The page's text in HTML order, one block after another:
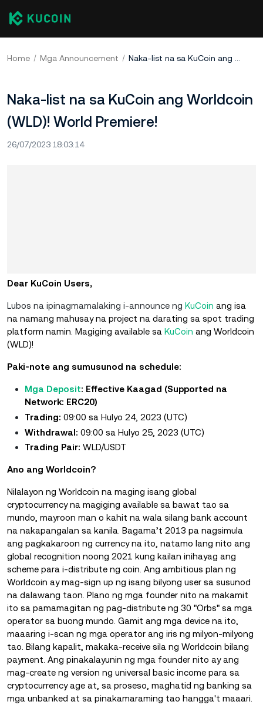
Home Mga Announcement Naka-list na sa KuCoin ang Worldcoin (WLD)! World Premiere!
Naka-list na sa KuCoin ang Worldcoin
(WLD)! World Premiere!
26/07/2023 18:03:14
Dear KuCoin Users,
Lubos na ipinagmamalaking i-announce ng KuCoin ang isa
na namang mahusay na project na darating sa spot trading
platform namin. Magiging available sa KuCoin ang Worldcoin
(WLD)!
Paki-note ang sumusunod na schedule:
Mga Deposit: Effective Kaagad (Supported na
Network: ERC20)
Trading: 09:00 sa Hulyo 24, 2023 (UTC)
Withdrawal: 09:00 sa Hulyo 25, 2023 (UTC)
Trading Pair: WLD/USDT
Ano ang Worldcoin?
Nilalayon ng Worldcoin na maging isang global
cryptocurrency na magiging available sa bawat tao sa
mundo, mayroon man o kahit na wala silang bank account
na nakapangalan sa kanila. Bagama’t 2013 pa nagsimula
ang pagkakaroon ng currency na ito, natamo lang nito ang
global recognition noong 2021 kung kailan inihayag ang
scheme para i-distribute ng coin. Ang ambitious plan ng
Worldcoin ay mag-sign up ng isang bilyong user sa susunod
na dalawang taon. Plano ng mga founder nito na makamit
ito sa pamamagitan ng pag-distribute ng 30 "Orbs" sa mga
operator sa buong mundo. Gamit ang mga device na ito,
maaaring i-scan ng mga operator ang iris ng milyon-milyong
tao. Bilang kapalit, makaka-receive sila ng Worldcoin bilang
payment. Ang pinakalayunin ng mga founder nito ay ang
mag-create ng version ng universal basic income para sa
cryptocurrency age at, sa proseso, maghatid ng banking sa
mga unbanked at sa pinakamaraming tao hangga't maaari.